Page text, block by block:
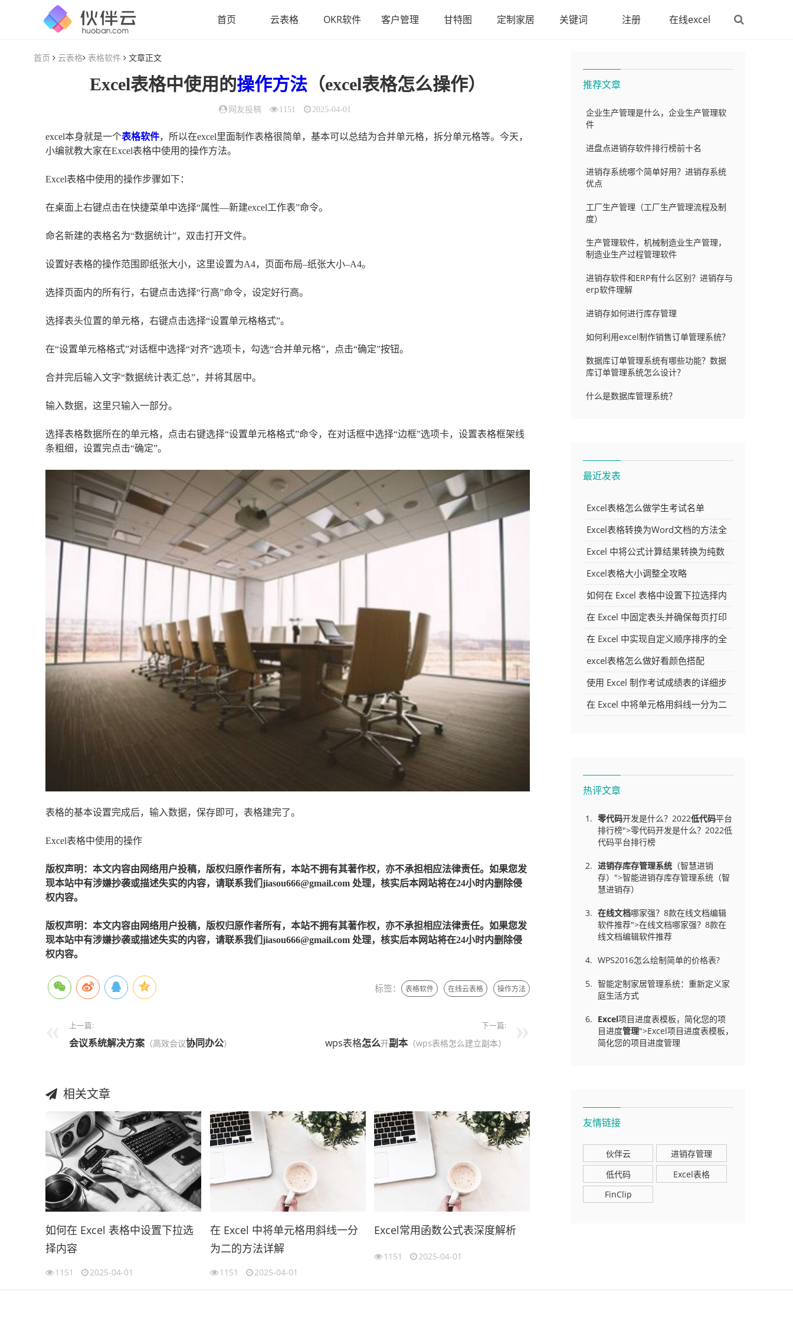
首页 云表格 OKR软件 客户管理 甘特图 定制家居 关键词 注册 在线excel
首页 云表格 表格软件 文章正文
Excel表格中使用的操作方法 （excel表格怎么操作）
网友投稿 1151 2025-04-01
excel本身就是一个表格软件，所以在excel里面制作表格很简单，基本可以总结为合并单元格，拆分单元格等。今天，
小编就教大家在Excel表格中使用的操作方法。
Excel表格中使用的操作步骤如下：
在桌面上右键点击在快捷菜单中选择“属性—新建excel工作表”命令。
命名新建的表格名为“数据统计”，双击打开文件。
设置好表格的操作范围即纸张大小，这里设置为A4，页面布局–纸张大小–A4。
选择页面内的所有行，右键点击选择“行高”命令，设定好行高。
选择表头位置的单元格，右键点击选择“设置单元格格式”。
在“设置单元格格式”对话框中选择“对齐”选项卡，勾选“合并单元格”，点击“确定”按钮。
合并完后输入文字“数据统计表汇总”，并将其居中。
输入数据，这里只输入一部分。
选择表格数据所在的单元格，点击右键选择“设置单元格格式”命令，在对话框中选择“边框”选项卡，设置表格框架线
条粗细，设置完点击“确定”。
表格的基本设置完成后，输入数据，保存即可，表格建完了。
Excel表格中使用的操作
版权声明：本文内容由网络用户投稿，版权归原作者所有，本站不拥有其著作权，亦不承担相应法律责任。如果您发
现本站中有涉嫌抄袭或描述失实的内容，请联系我们jiasou666@gmail.com 处理，核实后本网站将在24小时内删除侵
权内容。
版权声明：本文内容由网络用户投稿，版权归原作者所有，本站不拥有其著作权，亦不承担相应法律责任。如果您发
现本站中有涉嫌抄袭或描述失实的内容，请联系我们jiasou666@gmail.com 处理，核实后本网站将在24小时内删除侵
权内容。
标签： 表格软件 在线云表格 操作方法
上一篇:
会议系统解决方案 （高效会议协同办公）
下一篇:
wps表格怎么开副本 （wps表格怎么建立副本）
相关文章
如何在 Excel 表格中设置下拉选
择内容
1151 2025-04-01
在 Excel 中将单元格用斜线一分
为二的方法详解
1151 2025-04-01
Excel常用函数公式表深度解析
1151 2025-04-01
推荐文章
企业生产管理是什么，企业生产管理软
件
进盘点进销存软件排行榜前十名
进销存系统哪个简单好用？进销存系统
优点
工厂生产管理（工厂生产管理流程及制
度）
生产管理软件，机械制造业生产管理，
制造业生产过程管理软件
进销存软件和ERP有什么区别？进销存与
erp软件理解
进销存如何进行库存管理
如何利用excel制作销售订单管理系统？
数据库订单管理系统有哪些功能？数据
库订单管理系统怎么设计？
什么是数据库管理系统？
最近发表
Excel表格怎么做学生考试名单
Excel表格转换为Word文档的方法全
解析
Excel 中将公式计算结果转换为纯数
字的多种方法
Excel表格大小调整全攻略
如何在 Excel 表格中设置下拉选择内
容
在 Excel 中固定表头并确保每页打印
时都显示表头的方法详解
在 Excel 中实现自定义顺序排序的全
面指南
excel表格怎么做好看颜色搭配
使用 Excel 制作考试成绩表的详细步
骤及技巧
在 Excel 中将单元格用斜线一分为二
热评文章
零代码开发是什么？2022低代码平台
排行榜">零代码开发是什么？2022低
代码平台排行榜
进销存库存管理系统 （智慧进销
存）">智能进销存库存管理系统（智
慧进销存）
在线文档哪家强？8款在线文档编辑
软件推荐">在线文档哪家强？8款在
线文档编辑软件推荐
WPS2016怎么绘制简单的价格表?
智能定制家居管理系统：重新定义家
庭生活方式
Excel项目进度表模板，简化您的项
目进度管理">Excel项目进度表模板，
简化您的项目进度管理
友情链接
伙伴云
进销存管理
低代码
Excel表格
FinClip